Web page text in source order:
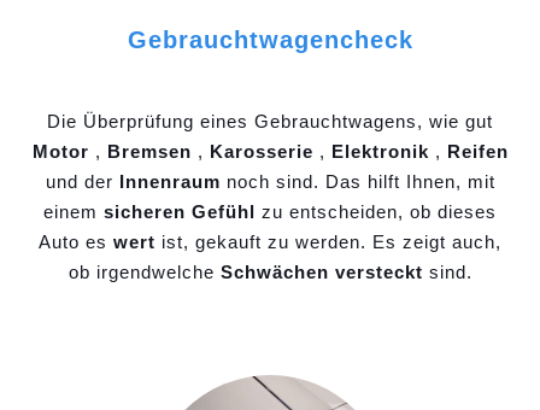
Gebrauchtwagencheck
Die Überprüfung eines Gebrauchtwagens, wie gut
Motor , Bremsen , Karosserie , Elektronik , Reifen
und der Innenraum noch sind. Das hilft Ihnen, mit
einem sicheren Gefühl zu entscheiden, ob dieses
Auto es wert ist, gekauft zu werden. Es zeigt auch,
ob irgendwelche Schwächen versteckt sind.